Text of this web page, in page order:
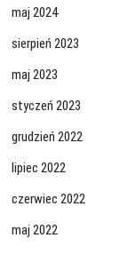
maj 2024
sierpień 2023
maj 2023
styczeń 2023
grudzień 2022
lipiec 2022
czerwiec 2022
maj 2022